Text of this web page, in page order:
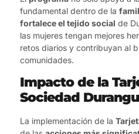
fundamental dentro de la
fortalece el tejido social de
las mujeres tengan mejores
retos diarios y contribuyan al
comunidades.
Impacto de la
Sociedad
La implementación de la